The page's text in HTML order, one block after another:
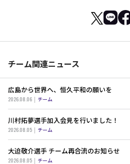
チーム関連ニュース
広島から世界へ、恒久平和の願いを
2026.08.06 チーム
川村拓夢選手加入会見を行いました！
2026.08.05 チーム
大迫敬介選手 チーム再合流のお知らせ
2026.08.05 チーム